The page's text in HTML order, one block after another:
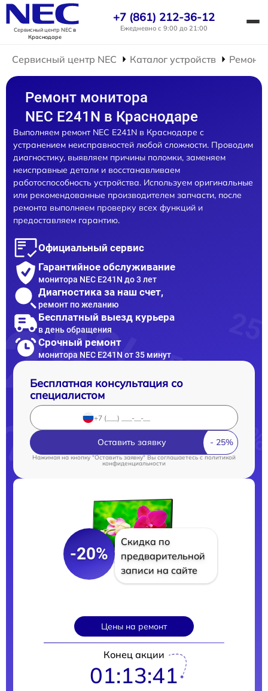
Сервисный центр NECв
Краснодаре
+7 (861) 212-36-12
Ежедневно с 9:00 до 21:00
Сервисный центр NEC Каталог устройств Ремонт
Ремонт монитора
NEC E241N в Краснодаре
Выполняем ремонт NEC E241N в Краснодаре с
устранением неисправностей любой сложности. Проводим
диагностику, выявляем причины поломки, заменяем
неисправные детали и восстанавливаем
работоспособность устройства. Используем оригинальные
или рекомендованные производителем запчасти, после
ремонта выполняем проверку всех функций и
предоставляем гарантию.
Официальный сервис
Гарантийное обслуживание
монитора NEC E241N до 3 лет
Диагностика за наш счет,
ремонт по желанию
Бесплатный выезд курьера
в день обращения
Срочный ремонт
монитора NEC E241N от 35 минут
Бесплатная консультация со
специалистом
Оставить заявку
Нажимая на кнопку "Оставить заявку" Вы соглашаетесь cполитикой
конфиденциальности
-20%
Скидка по
предварительной
записи на сайте
Цены на ремонт
Конец акции
01:13:40